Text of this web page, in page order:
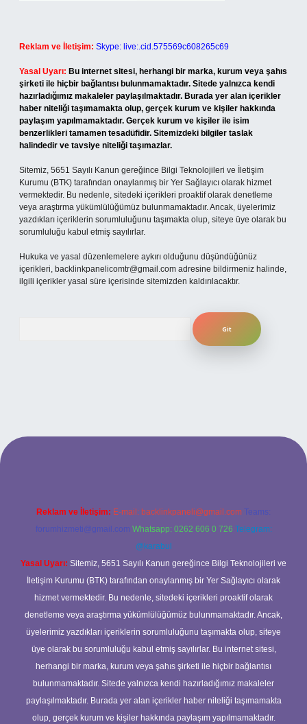
Reklam ve İletişim: Skype: live:.cid.575569c608265c69
Yasal Uyarı: Bu internet sitesi, herhangi bir marka, kurum veya şahıs
şirketi ile hiçbir bağlantısı bulunmamaktadır. Sitede yalnızca kendi
hazırladığımız makaleler paylaşılmaktadır. Burada yer alan içerikler
haber niteliği taşımamakta olup, gerçek kurum ve kişiler hakkında
paylaşım yapılmamaktadır. Gerçek kurum ve kişiler ile isim
benzerlikleri tamamen tesadüfidir. Sitemizdeki bilgiler taslak
halindedir ve tavsiye niteliği taşımazlar.
Sitemiz, 5651 Sayılı Kanun gereğince Bilgi Teknolojileri ve İletişim
Kurumu (BTK) tarafından onaylanmış bir Yer Sağlayıcı olarak hizmet
vermektedir. Bu nedenle, sitedeki içerikleri proaktif olarak denetleme
veya araştırma yükümlülüğümüz bulunmamaktadır. Ancak, üyelerimiz
yazdıkları içeriklerin sorumluluğunu taşımakta olup, siteye üye olarak bu
sorumluluğu kabul etmiş sayılırlar.
Hukuka ve yasal düzenlemelere aykırı olduğunu düşündüğünüz
içerikleri, backlinkpanelicomtr@gmail.com adresine bildirmeniz halinde,
ilgili içerikler yasal süre içerisinde sitemizden kaldırılacaktır.
Reklam ve İletişim: E-mail: backlinkpaneli@gmail.com Teams:
forumhizmeti@gmail.com Whatsapp: 0262 606 0 726 Telegram:
@karabul
Yasal Uyarı: Sitemiz, 5651 Sayılı Kanun gereğince Bilgi Teknolojileri ve
İletişim Kurumu (BTK) tarafından onaylanmış bir Yer Sağlayıcı olarak
hizmet vermektedir. Bu nedenle, sitedeki içerikleri proaktif olarak
denetleme veya araştırma yükümlülüğümüz bulunmamaktadır. Ancak,
üyelerimiz yazdıkları içeriklerin sorumluluğunu taşımakta olup, siteye
üye olarak bu sorumluluğu kabul etmiş sayılırlar. Bu internet sitesi,
herhangi bir marka, kurum veya şahıs şirketi ile hiçbir bağlantısı
bulunmamaktadır. Sitede yalnızca kendi hazırladığımız makaleler
paylaşılmaktadır. Burada yer alan içerikler haber niteliği taşımamakta
olup, gerçek kurum ve kişiler hakkında paylaşım yapılmamaktadır.